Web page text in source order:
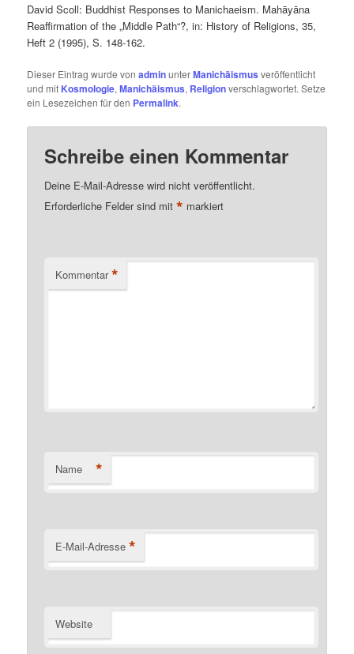
David Scoll: Buddhist Responses to Manichaeism. Mahāyāna
Reaffirmation of the „Middle Path“?, in: History of Religions, 35,
Heft 2 (1995), S. 148-162.
Dieser Eintrag wurde vonadminunterManichäismus veröffentlicht
und mit Kosmologie,Manichäismus, Religionverschlagwortet. Setze
ein Lesezeichen für den Permalink.
Schreibe einen Kommentar
Deine E-Mail-Adresse wird nicht veröffentlicht.
Erforderliche Felder sind mit* markiert
Kommentar *
Name *
E-Mail-Adresse *
Website